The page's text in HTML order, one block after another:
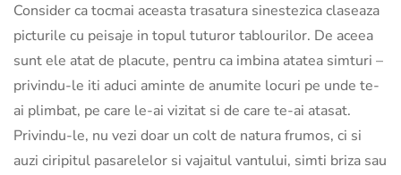
Consider ca tocmai aceasta trasatura sinestezica claseaza
picturile cu peisaje in topul tuturor tablourilor. De aceea
sunt ele atat de placute, pentru ca imbina atatea simturi –
privindu-le iti aduci aminte de anumite locuri pe unde te-
ai plimbat, pe care le-ai vizitat si de care te-ai atasat.
Privindu-le, nu vezi doar un colt de natura frumos, ci si
auzi ciripitul pasarelelor si vajaitul vantului, simti briza sau